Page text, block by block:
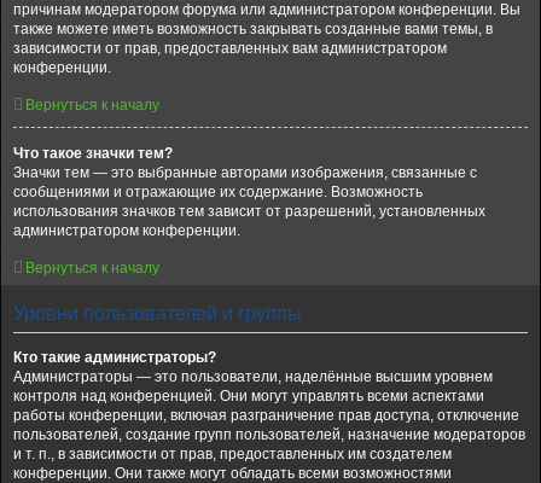
причинам модератором форума или администратором конференции. Вы
также можете иметь возможность закрывать созданные вами темы, в
зависимости от прав, предоставленных вам администратором
конференции.
Вернуться к началу
Что такое значки тем?
Значки тем — это выбранные авторами изображения, связанные с
сообщениями и отражающие их содержание. Возможность
использования значков тем зависит от разрешений, установленных
администратором конференции.
Вернуться к началу
Уровни пользователей и группы
Кто такие администраторы?
Администраторы — это пользователи, наделённые высшим уровнем
контроля над конференцией. Они могут управлять всеми аспектами
работы конференции, включая разграничение прав доступа, отключение
пользователей, создание групп пользователей, назначение модераторов
и т. п., в зависимости от прав, предоставленных им создателем
конференции. Они также могут обладать всеми возможностями